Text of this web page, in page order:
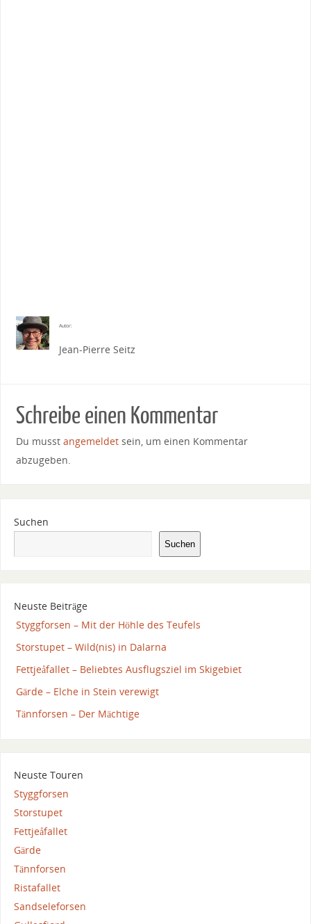
Autor:
Jean-Pierre Seitz
Schreibe einen Kommentar
Du musst angemeldetsein, um einen Kommentar
abzugeben.
Suchen
Suchen
Neuste Beiträge
Styggforsen – Mit der Höhle des Teufels
Storstupet – Wild(nis) in Dalarna
Fettjeåfallet – Beliebtes Ausflugsziel im Skigebiet
Gärde – Elche in Stein verewigt
Tännforsen – Der Mächtige
Neuste Touren
Styggforsen
Storstupet
Fettjeåfallet
Gärde
Tännforsen
Ristafallet
Sandseleforsen